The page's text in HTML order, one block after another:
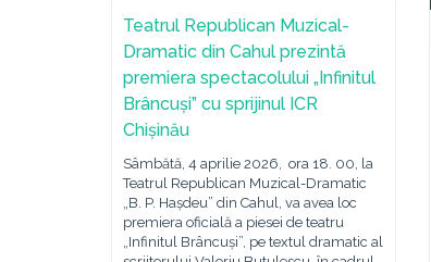
Teatrul Republican Muzical-
Dramatic din Cahul prezintă
premiera spectacolului „Infinitul
Brâncuși” cu sprijinul ICR
Chișinău
Sâmbătă, 4 aprilie 2026, ora 18. 00, la
Teatrul Republican Muzical-Dramatic
„B. P. Hașdeu” din Cahul, va avea loc
premiera oficială a piesei de teatru
„Infinitul Brâncuși”, pe textul dramatic al